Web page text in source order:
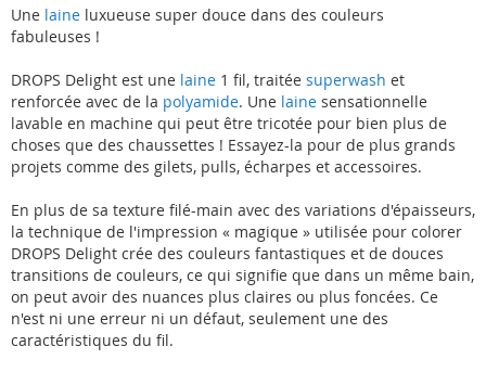
Une laine luxueuse super douce dans des couleurs
fabuleuses !
DROPS Delight est une laine 1 fil, traitée superwash et
renforcée avec de la polyamide. Une laine sensationnelle
lavable en machine qui peut être tricotée pour bien plus de
choses que des chaussettes ! Essayez-la pour de plus grands
projets comme des gilets, pulls, écharpes et accessoires.
En plus de sa texture filé-main avec des variations d'épaisseurs,
la technique de l'impression « magique » utilisée pour colorer
DROPS Delight crée des couleurs fantastiques et de douces
transitions de couleurs, ce qui signifie que dans un même bain,
on peut avoir des nuances plus claires ou plus foncées. Ce
n'est ni une erreur ni un défaut, seulement une des
caractéristiques du fil.